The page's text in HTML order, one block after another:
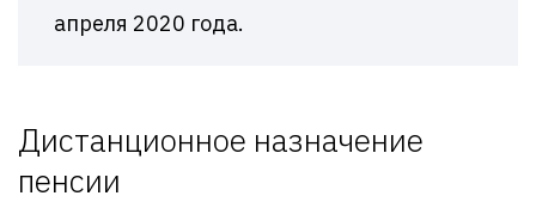
апреля 2020 года.
Дистанционное назначение
пенсии